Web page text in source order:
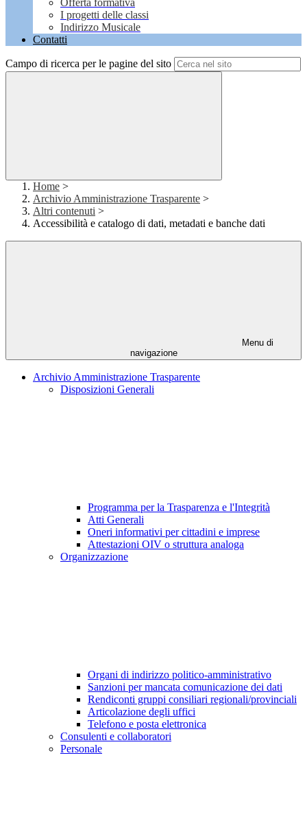
Offerta formativa
I progetti delle classi
Indirizzo Musicale
Contatti
Campo di ricerca per le pagine del sito
Home >
Archivio Amministrazione Trasparente >
Altri contenuti >
Accessibilità e catalogo di dati, metadati e banche dati
Menu di
navigazione
Archivio Amministrazione Trasparente
Disposizioni Generali
Programma per la Trasparenza e l'Integrità
Atti Generali
Oneri informativi per cittadini e imprese
Attestazioni OIV o struttura analoga
Organizzazione
Organi di indirizzo politico-amministrativo
Sanzioni per mancata comunicazione dei dati
Rendiconti gruppi consiliari regionali/provinciali
Articolazione degli uffici
Telefono e posta elettronica
Consulenti e collaboratori
Personale